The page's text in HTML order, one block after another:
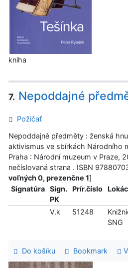
kniha
7. Nepoddajné
Požičať
Nepoddajné předměty : ženská
aktivismus ve sbírkách Národního
Praha : Národní muzeum v Praze,
nečíslovaná strana . ISBN
voľných 0, prezenčne 1]
Signatúra
Sign.
PK
Prír.číslo
V.k 51248
SNG
Do košíku Bookmark